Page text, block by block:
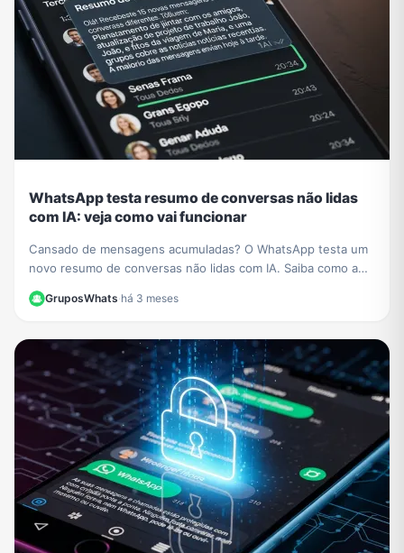
WhatsApp testa resumo de conversas não lidas
com IA: veja como vai funcionar
Cansado de mensagens acumuladas? O WhatsApp testa um
novo resumo de conversas não lidas com IA. Saiba como a
função vai organizar seus chats e economizar seu tempo.
GruposWhats·há 3 meses